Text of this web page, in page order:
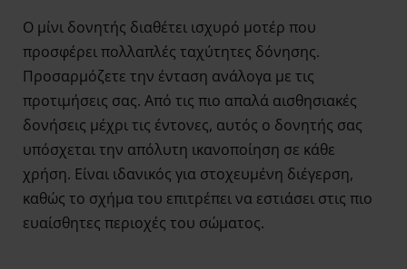
Ο μίνι δονητής διαθέτει ισχυρό μοτέρ που
προσφέρει πολλαπλές ταχύτητες δόνησης.
Προσαρμόζετε την ένταση ανάλογα με τις
προτιμήσεις σας. Από τις πιο απαλά αισθησιακές
δονήσεις μέχρι τις έντονες, αυτός ο δονητής σας
υπόσχεται την απόλυτη ικανοποίηση σε κάθε
χρήση. Είναι ιδανικός για στοχευμένη διέγερση,
καθώς το σχήμα του επιτρέπει να εστιάσει στις πιο
ευαίσθητες περιοχές του σώματος.